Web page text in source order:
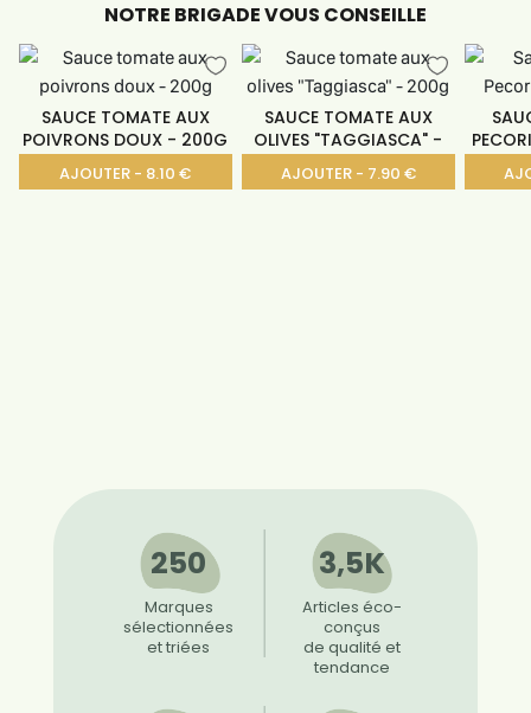
NOTRE BRIGADE VOUS CONSEILLE
SAUCE TOMATE AUX
POIVRONS DOUX - 200G
AJOUTER - 8.10 €
SAUCE TOMATE AUX
OLIVES "TAGGIASCA" -
200G
AJOUTER - 7.90 €
250
Marques
sélectionnées
et triées
3,5K
Articles éco-
conçus
de qualité et
tendance